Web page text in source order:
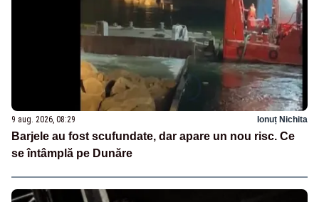
9 aug. 2026, 08:29 Ionuț Nichita
Barjele au fost scufundate, dar apare un nou risc. Ce
se întâmplă pe Dunăre